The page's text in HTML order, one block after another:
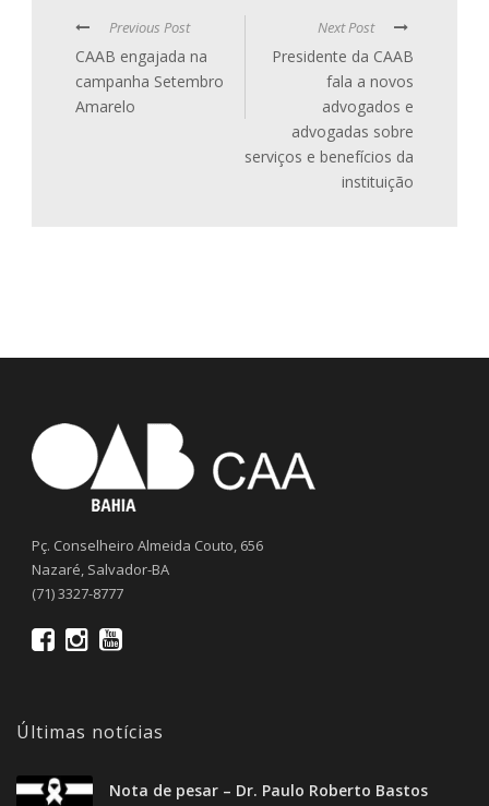
Previous Post
CAAB engajada na
campanha Setembro
Amarelo
Next Post
Presidente da CAAB
fala a novos
advogados e
advogadas sobre
serviços e benefícios da
instituição
Pç. Conselheiro Almeida Couto, 656
Nazaré, Salvador-BA
(71) 3327-8777
Últimas notícias
Nota de pesar – Dr. Paulo Roberto Bastos